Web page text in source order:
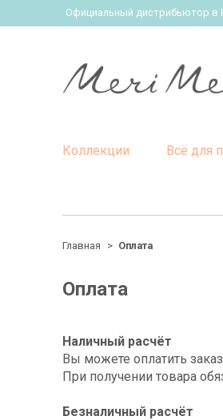
Официальный дистрибьютор в
Коллекции Всё для
Главная Оплата
Оплата
Наличный расчёт
Вы можете оплатить
При получении товара
Безналичный расчёт